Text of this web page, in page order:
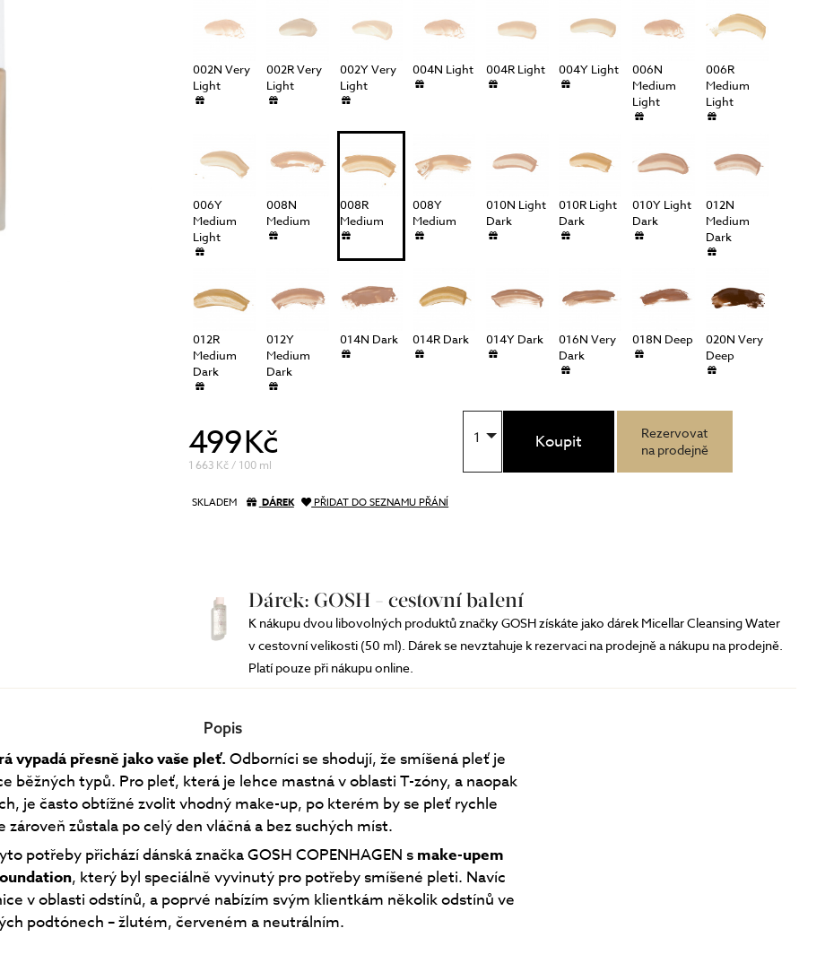
péče o řasy a obočí
002N Very
Light
002R Very
Light
002Y Very
Light
004N Light 004R Light 004Y Light
006N
Medium
Light
006R
Medium
Light
006Y
Medium
Light
008N
Medium
008R
Medium
008Y
Medium
010N Light
Dark
010R Light
Dark
010Y Light
Dark
012N
Medium
Dark
012R
Medium
Dark
012Y
Medium
Dark
014N Dark 014R Dark 014Y Dark
016N Very
Dark
018N Deep
020N Very
Deep
499 Kč
1 663 Kč / 100 ml
1 Koupit
Rezervovat
na prodejně
SKLADEM DÁREK PŘIDAT DO SEZNAMU PŘÁNÍ
Dárek: GOSH - cestovní balení
K nákupu dvou libovolných produktů značky GOSH získáte jako dárek Micellar Cleansing Water
v cestovní velikosti (50 ml). Dárek se nevztahuje k rezervaci na prodejně a nákupu na prodejně.
Platí pouze při nákupu online.
Popis
vypadá přesně jako vaše pleť. Odborníci se shodují, že smíšená pleť je
běžných typů. Pro pleť, která je lehce mastná v oblasti T-zóny, a naopak
je často obtížné zvolit vhodný make-up, po kterém by se pleť rychle
zároveň zůstala po celý den vláčná a bez suchých míst.
potřeby přichází dánská značka GOSH COPENHAGEN s make-upem
, který byl speciálně vyvinutý pro potřeby smíšené pleti. Navíc
v oblasti odstínů, a poprvé nabízím svým klientkám několik odstínů ve
podtónech – žlutém, červeném a neutrálním.